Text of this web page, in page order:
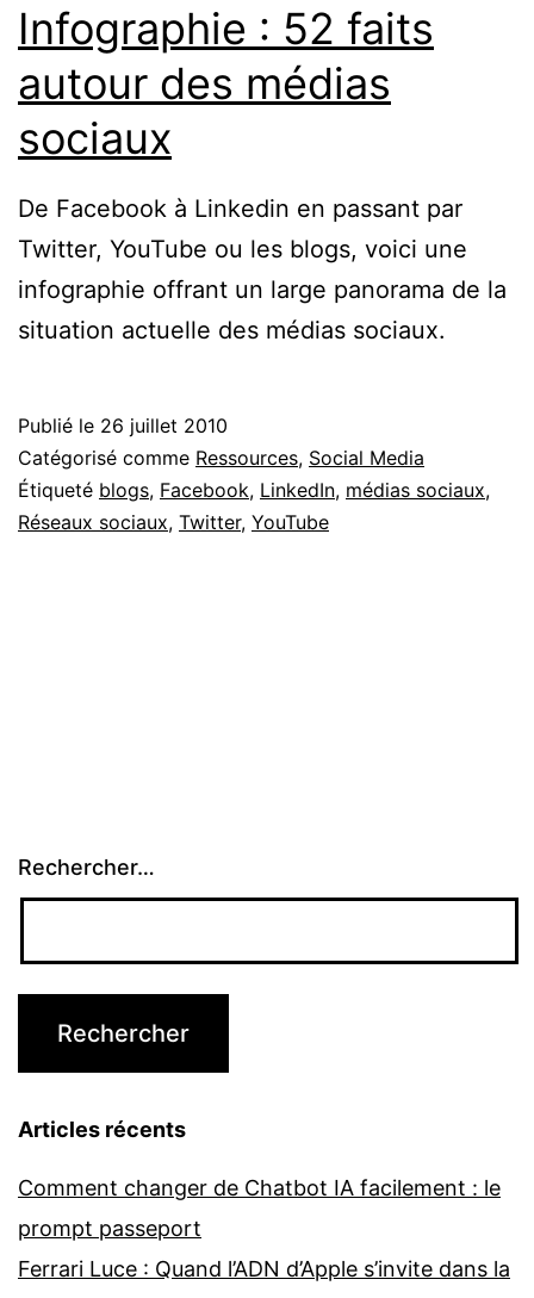
Infographie : 52 faits
autour des médias
sociaux
De Facebook à Linkedin en passant par
Twitter, YouTube ou les blogs, voici une
infographie offrant un large panorama de la
situation actuelle des médias sociaux.
Publié le 26 juillet 2010
Catégorisé comme Ressources, Social Media
Étiqueté blogs, Facebook, LinkedIn, médias sociaux,
Réseaux sociaux, Twitter, YouTube
Rechercher…
Articles récents
Comment changer de Chatbot IA facilement : le
prompt passeport
Ferrari Luce : Quand l’ADN d’Apple s’invite dans la